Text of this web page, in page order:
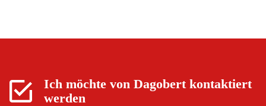
Ich möchte von Dagobertkontaktiert
werden